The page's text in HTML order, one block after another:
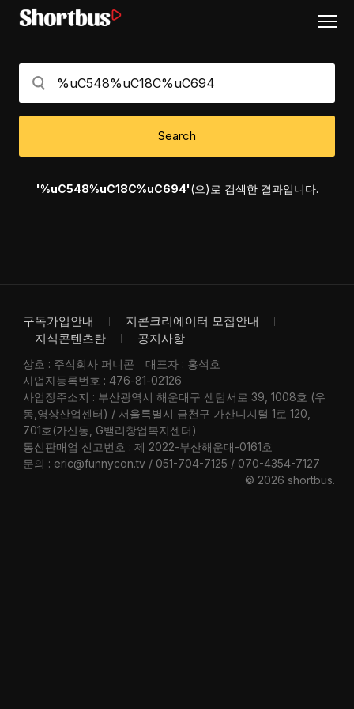
Search
'%uC548%uC18C%uC694'(으)로 검색한 결과입니다.
구독가입안내
지콘크리에이터 모집안내
지식콘텐츠란
공지사항
상호 : 주식회사 퍼니콘
대표자 : 홍석호
사업자등록번호 : 476-81-02126
사업장주소지 : 부산광역시 해운대구 센텀서로 39, 1008호 (우
동,영상산업센터) / 서울특별시 금천구 가산디지털 1로 120,
701호(가산동, G밸리창업복지센터)
통신판매업 신고번호 : 제 2022-부산해운대-0161호
문의 : eric@funnycon.tv / 051-704-7125 / 070-4354-7127
© 2026 shortbus.